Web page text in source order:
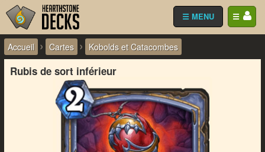
☰
☰ MENU
Accueil › Cartes › Kobolds et Catacombes
Rubis de sort inférieur